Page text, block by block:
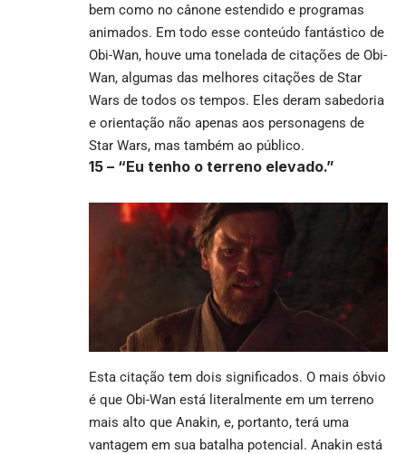
bem como no cânone estendido e programas
animados. Em todo esse conteúdo fantástico de
Obi-Wan, houve uma tonelada de citações de Obi-
Wan, algumas das melhores citações de Star
Wars de todos os tempos. Eles deram sabedoria
e orientação não apenas aos personagens de
Star Wars, mas também ao público.
15 – “Eu tenho o terreno elevado.”
Esta citação tem dois significados. O mais óbvio
é que Obi-Wan está literalmente em um terreno
mais alto que Anakin, e, portanto, terá uma
vantagem em sua batalha potencial. Anakin está